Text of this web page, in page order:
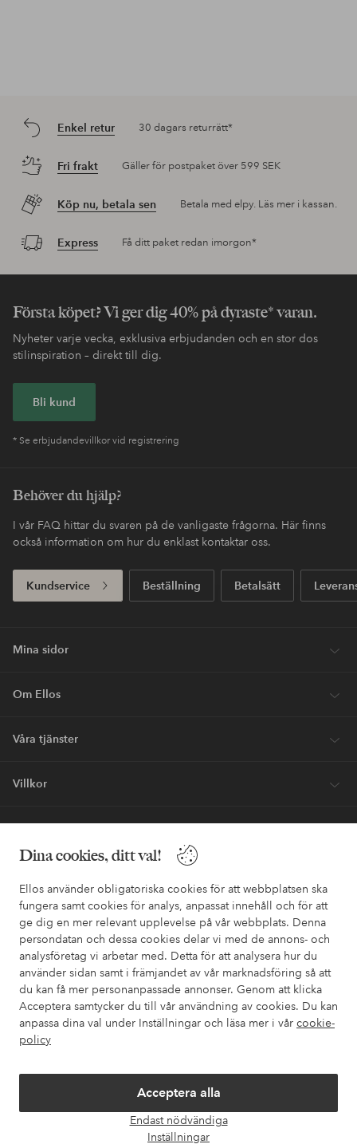
Dina cookies, ditt val!
Ellos använder obligatoriska cookies för att webbplatsen ska
fungera samt cookies för analys, anpassat innehåll och för att
ge dig en mer relevant upplevelse på vår webbplats. Denna
persondatan och dessa cookies delar vi med de annons- och
analysföretag vi arbetar med. Detta för att analysera hur du
använder sidan samt i främjandet av vår marknadsföring så att
du kan få mer personanpassade annonser. Genom att klicka
Acceptera samtycker du till vår användning av cookies. Du kan
anpassa dina val under Inställningar och läsa mer i vår cookie-
policy
Acceptera alla
Endast nödvändiga
Inställningar
Enkel retur 30 dagars returrätt*
Fri frakt Gäller för postpaket över 599 SEK
Köp nu, betala sen Betala med elpy. Läs mer i kassan.
Express Få ditt paket redan imorgon*
Första köpet? Vi ger dig 40% på dyraste* varan.
Nyheter varje vecka, exklusiva erbjudanden och en stor dos
stilinspiration – direkt till dig.
Bli kund
* Se erbjudandevillkor vid registrering
Behöver du hjälp?
I vår FAQ hittar du svaren på de vanligaste frågorna. Här finns
också information om hur du enklast kontaktar oss.
Kundservice Beställning Betalsätt
Mina sidor
Om Ellos
Våra tjänster
Villkor
Vänner
Säkra betalningar - Betala direkt eller dela upp
Vill du veta mer om våra betalalternativ?
elpy elpy
Facebook Instagram Pinterest
Youtube